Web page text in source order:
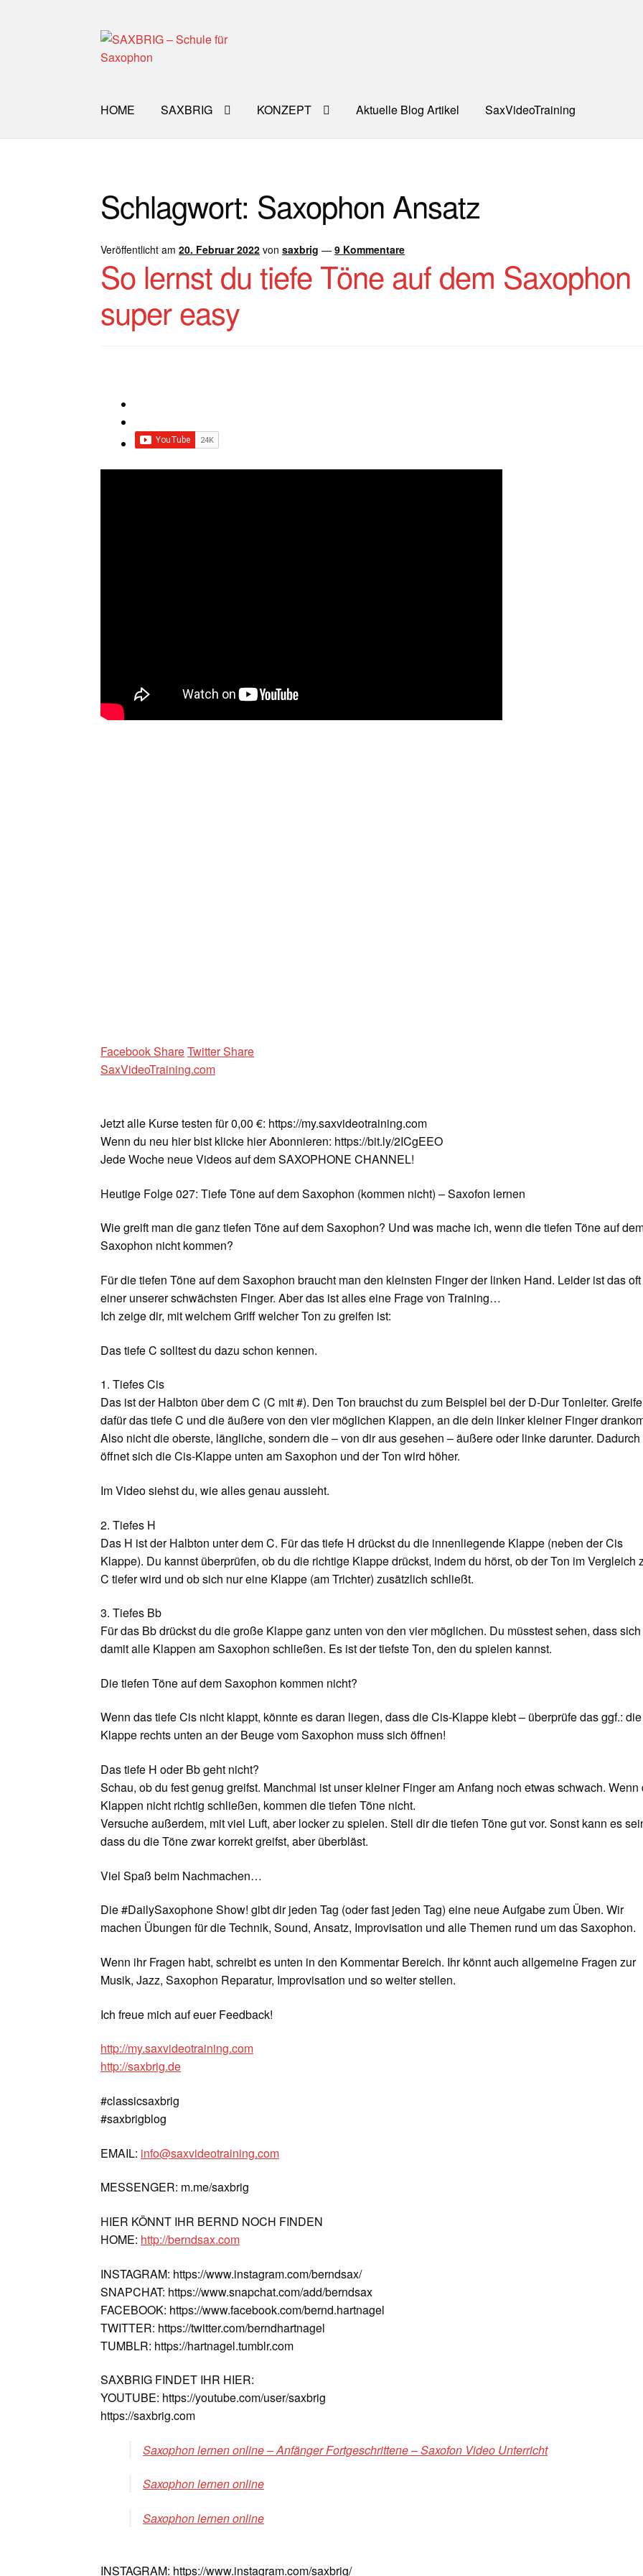
Zur
Navigation
Zum
Inhalt
HOME SAXBRIG KONZEPT Aktuelle Blog Artikel SaxVideoTraining
Impro Basic – Download PDF + mp3 Kooperation/Partner PREISE
Schlagwort: Saxophon Ansatz
Veröffentlicht am20. Februar 2022 vonsaxbrig —9 Kommentare
So lernst du tiefe Töne auf dem Saxophon
super easy
Facebook ShareTwitter Share
SaxVideoTraining.com
Jetzt alle Kurse testen für 0,00 €: https://my.saxvideotraining.com
Wenn du neu hier bist klicke hier Abonnieren: https://bit.ly/2ICgEEO
Jede Woche neue Videos auf dem SAXOPHONE CHANNEL!
Heutige Folge 027: Tiefe Töne auf dem Saxophon (kommen nicht) – Saxofon lernen
Wie greift man die ganz tiefen Töne auf dem Saxophon? Und was mache ich, wenn die tiefen Töne auf
Saxophon nicht kommen?
Für die tiefen Töne auf dem Saxophon braucht man den kleinsten Finger der linken Hand. Leider ist das oft
einer unserer schwächsten Finger. Aber das ist alles eine Frage von Training…
Ich zeige dir, mit welchem Griff welcher Ton zu greifen ist:
Das tiefe C solltest du dazu schon kennen.
1. Tiefes Cis
Das ist der Halbton über dem C (C mit #). Den Ton brauchst du zum Beispiel bei der D-Dur Tonleiter. Greife
dafür das tiefe C und die äußere von den vier möglichen Klappen, an die dein linker kleiner Finger
Also nicht die oberste, längliche, sondern die – von dir aus gesehen – äußere oder linke darunter. Dadurch
öffnet sich die Cis-Klappe unten am Saxophon und der Ton wird höher.
Im Video siehst du, wie alles genau aussieht.
2. Tiefes H
Das H ist der Halbton unter dem C. Für das tiefe H drückst du die innenliegende Klappe (neben der Cis
Klappe). Du kannst überprüfen, ob du die richtige Klappe drückst, indem du hörst, ob der Ton im Vergleich
C tiefer wird und ob sich nur eine Klappe (am Trichter) zusätzlich schließt.
3. Tiefes Bb
Für das Bb drückst du die große Klappe ganz unten von den vier möglichen. Du müsstest sehen, dass sich
damit alle Klappen am Saxophon schließen. Es ist der tiefste Ton, den du spielen kannst.
Die tiefen Töne auf dem Saxophon kommen nicht?
Wenn das tiefe Cis nicht klappt, könnte es daran liegen, dass die Cis-Klappe klebt – überprüfe das ggf.: die
Klappe rechts unten an der Beuge vom Saxophon muss sich öffnen!
Das tiefe H oder Bb geht nicht?
Schau, ob du fest genug greifst. Manchmal ist unser kleiner Finger am Anfang noch etwas schwach. Wenn
Klappen nicht richtig schließen, kommen die tiefen Töne nicht.
Versuche außerdem, mit viel Luft, aber locker zu spielen. Stell dir die tiefen Töne gut vor. Sonst kann es
dass du die Töne zwar korrekt greifst, aber überbläst.
Viel Spaß beim Nachmachen…
Die #DailySaxophone Show! gibt dir jeden Tag (oder fast jeden Tag) eine neue Aufgabe zum Üben. Wir
machen Übungen für die Technik, Sound, Ansatz, Improvisation und alle Themen rund um das Saxophon.
Wenn ihr Fragen habt, schreibt es unten in den Kommentar Bereich. Ihr könnt auch allgemeine Fragen zur
Musik, Jazz, Saxophon Reparatur, Improvisation und so weiter stellen.
Ich freue mich auf euer Feedback!
http://my.saxvideotraining.com
http://saxbrig.de
#classicsaxbrig
#saxbrigblog
EMAIL: info@saxvideotraining.com
MESSENGER: m.me/saxbrig
HIER KÖNNT IHR BERND NOCH FINDEN
HOME: http://berndsax.com
INSTAGRAM: https://www.instagram.com/berndsax/
SNAPCHAT: https://www.snapchat.com/add/berndsax
FACEBOOK: https://www.facebook.com/bernd.hartnagel
TWITTER: https://twitter.com/berndhartnagel
TUMBLR: https://hartnagel.tumblr.com
SAXBRIG FINDET IHR HIER:
YOUTUBE: https://youtube.com/user/saxbrig
https://saxbrig.com
Saxophon lernen online – Anfänger Fortgeschrittene – Saxofon Video Unterricht
Saxophon lernen online
Saxophon lernen online
INSTAGRAM: https://www.instagram.com/saxbrig/